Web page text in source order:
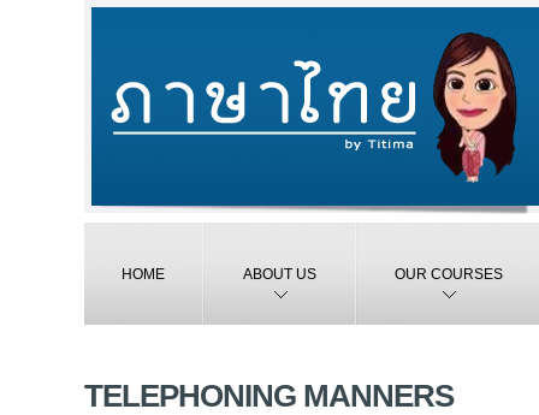
HOME ABOUT US OUR COURSES
TELEPHONING MANNERS